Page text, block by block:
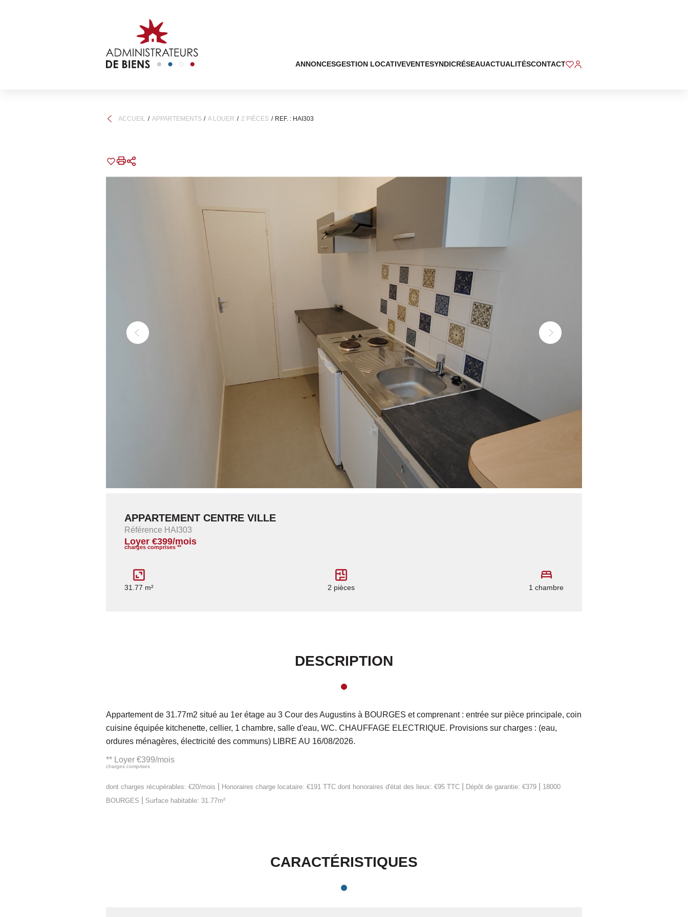
ANNONCESGESTION LOCATIVEVENTESYNDICRÉSEAUACTUALITÉSCONTACT
ACCUEIL APPARTEMENTS A LOUER 2 PIÈCES REF. : HAI303
APPARTEMENT CENTRE VILLE
Référence HAI303
Loyer €399/mois
charges comprises **
31.77 m² 2 pièces 1 chambre
DESCRIPTION
Appartement de 31.77m2 situé au 1er étage au 3 Cour des Augustins à BOURGES et comprenant : entrée sur pièce principale, coin
cuisine équipée kitchenette, cellier, 1 chambre, salle d'eau, WC. CHAUFFAGE ELECTRIQUE. Provisions sur charges : (eau,
ordures ménagères, électricité des communs) LIBRE AU 16/08/2026.
** Loyer €399/mois
charges comprises
dont charges récupérables: €20/mois Honoraires charge locataire: €191 TTC dont honoraires d'état des lieux: €95 TTC Dépôt de garantie: €379
18000
BOURGES
Surface habitable: 31.77m²
CARACTÉRISTIQUES